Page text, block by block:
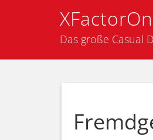
Das große Casual